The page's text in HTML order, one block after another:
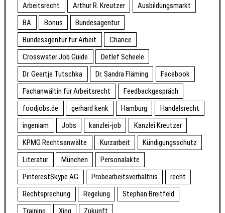
Arbeitsrecht
Arthur R. Kreutzer
Ausbildungsmarkt
BA
Bonus
Bundesagentur
Bundesagentur für Arbeit
Chance
Crosswater Job Guide
Detlef Scheele
Dr. Geertje Tutschka
Dr. Sandra Fläming
Facebook
Fachanwältin für Arbeitsrecht
Feedbackgespräch
foodjobs.de
gerhard kenk Hamburg
Handelsrecht
ingeniam
Jobs kanzlei-job
Kanzlei Kreutzer
KPMG Rechtsanwälte
Kurzarbeit
Kündigungsschutz
Literatur
München
Personalakte
PinterestSkype AG
Probearbeitsverhältnis
recht
Rechtsprechung
Regelung
Stephan Breitfeld
Training
Xing Zukunft